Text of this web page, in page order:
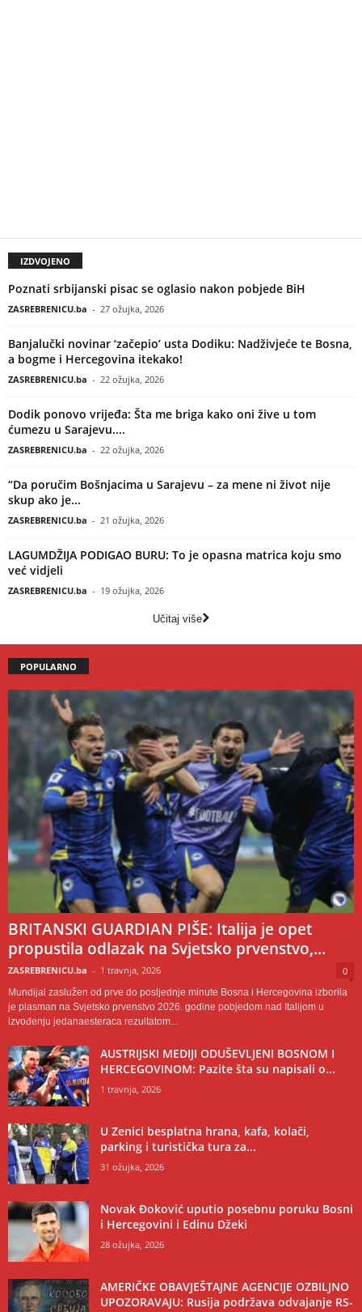
IZDVOJENO
Poznati srbijanski pisac se oglasio nakon pobjede BiH
ZASREBRENICU.ba - 27 ožujka, 2026
Banjalučki novinar ‘začepio’ usta Dodiku: Nadživjeće te Bosna,
a bogme i Hercegovina itekako!
ZASREBRENICU.ba - 22 ožujka, 2026
Dodik ponovo vrijeđa: Šta me briga kako oni žive u tom
ćumezu u Sarajevu....
ZASREBRENICU.ba - 22 ožujka, 2026
“Da poručim Bošnjacima u Sarajevu – za mene ni život nije
skup ako je...
ZASREBRENICU.ba - 21 ožujka, 2026
LAGUMDŽIJA PODIGAO BURU: To je opasna matrica koju smo
već vidjeli
ZASREBRENICU.ba - 19 ožujka, 2026
Učitaj više
POPULARNO
BRITANSKI GUARDIAN PIŠE: Italija je opet
propustila odlazak na Svjetsko prvenstvo,...
ZASREBRENICU.ba - 1 travnja, 2026 0
Mundijal zaslužen od prve do posljednje minute Bosna i Hercegovina izborila
je plasman na Svjetsko prvenstvo 2026. godine pobjedom nad Italijom u
izvođenju jedanaesteraca rezultatom...
AUSTRIJSKI MEDIJI ODUŠEVLJENI BOSNOM I
HERCEGOVINOM: Pazite šta su napisali o...
1 travnja, 2026
U Zenici besplatna hrana, kafa, kolači,
parking i turistička tura za...
31 ožujka, 2026
Novak Đoković uputio posebnu poruku Bosni
i Hercegovini i Edinu Džeki
28 ožujka, 2026
AMERIČKE OBAVJEŠTAJNE AGENCIJE OZBILJNO
UPOZORAVAJU: Rusija podržava odvajanje RS-